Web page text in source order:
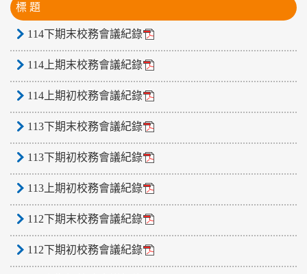
標 題
114下期末校務會議紀錄
114上期末校務會議紀錄
114上期初校務會議紀錄
113下期末校務會議紀錄
113下期初校務會議紀錄
113上期初校務會議紀錄
112下期末校務會議紀錄
112下期初校務會議紀錄